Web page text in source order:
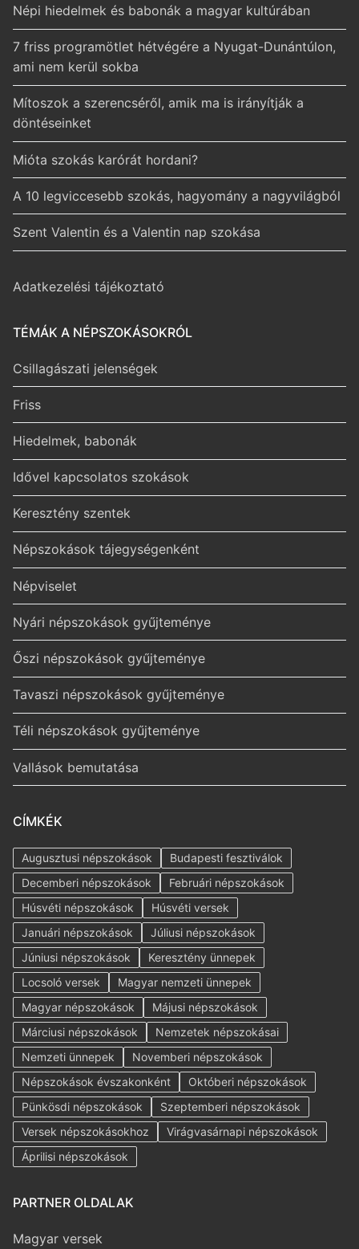
Népi hiedelmek és babonák a magyar kultúrában
7 friss programötlet hétvégére a Nyugat-Dunántúlon,
ami nem kerül sokba
Mítoszok a szerencséről, amik ma is irányítják a
döntéseinket
Mióta szokás karórát hordani?
A 10 legviccesebb szokás, hagyomány a nagyvilágból
Szent Valentin és a Valentin nap szokása
Adatkezelési tájékoztató
TÉMÁK A NÉPSZOKÁSOKRÓL
Csillagászati jelenségek
Friss
Hiedelmek, babonák
Idővel kapcsolatos szokások
Keresztény szentek
Népszokások tájegységenként
Népviselet
Nyári népszokások gyűjteménye
Őszi népszokások gyűjteménye
Tavaszi népszokások gyűjteménye
Téli népszokások gyűjteménye
Vallások bemutatása
CÍMKÉK
Augusztusi népszokások
Budapesti fesztiválok
Decemberi népszokások
Februári népszokások
Húsvéti népszokások
Húsvéti versek
Januári népszokások
Júliusi népszokások
Júniusi népszokások
Keresztény ünnepek
Locsoló versek
Magyar nemzeti ünnepek
Magyar népszokások
Májusi népszokások
Márciusi népszokások
Nemzetek népszokásai
Nemzeti ünnepek
Novemberi népszokások
Népszokások évszakonként
Októberi népszokások
Pünkösdi népszokások
Szeptemberi népszokások
Versek népszokásokhoz
Virágvasárnapi népszokások
Áprilisi népszokások
PARTNER OLDALAK
Magyar versek